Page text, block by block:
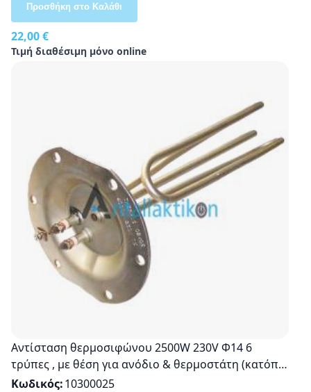
22,00 €
Τιμή διαθέσιμη μόνο online
Προσθήκη στο Καλάθι
Αντίσταση θερμοσιφώνου 2500W 230V Φ14 6
τρύπες , με θέση για ανόδιο & θερμοστάτη (κατόπιν
κατασκευής)
Κωδικός 10300025